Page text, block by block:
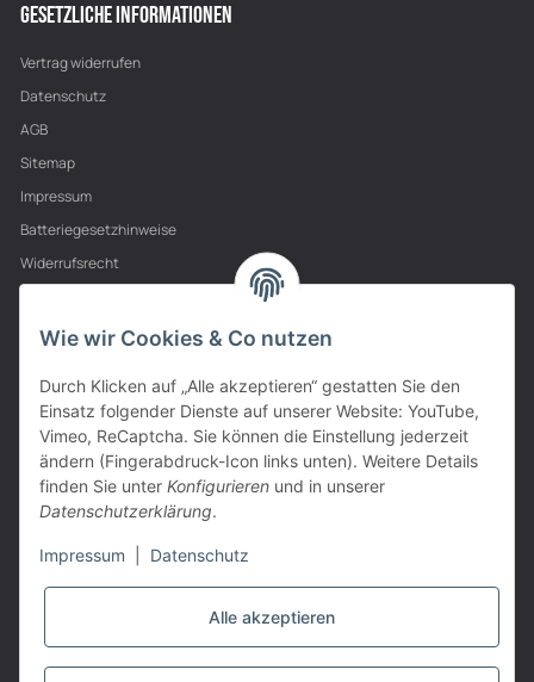
GESETZLICHE INFORMATIONEN
Vertrag widerrufen
Datenschutz
AGB
Sitemap
Impressum
Batteriegesetzhinweise
Widerrufsrecht
PARTNER
VERTRAG WIDERRUFEN
Wie wir Cookies & Co nutzen
Durch Klicken auf „Alle akzeptieren“ gestatten Sie den
Einsatz folgender Dienste auf unserer Website: YouTube,
Vimeo, ReCaptcha. Sie können die Einstellung jederzeit
ändern (Fingerabdruck-Icon links unten). Weitere Details
finden Sie unter Konfigurieren und in unserer
Datenschutzerklärung.
Impressum Datenschutz
Alle akzeptieren